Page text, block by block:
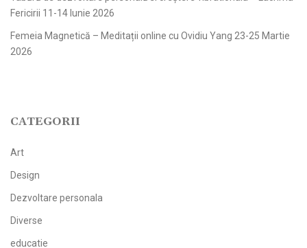
Fericirii 11-14 Iunie 2026
Femeia Magnetică – Meditații online cu Ovidiu Yang 23-25 Martie
2026
CATEGORII
Art
Design
Dezvoltare personala
Diverse
educatie